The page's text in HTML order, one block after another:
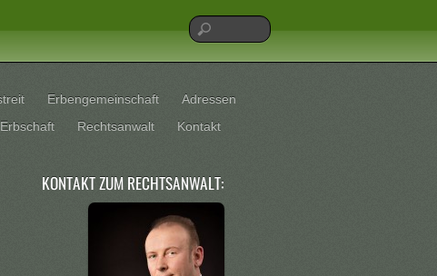
Erbengemeinschaft
Adressen
Rechtsanwalt Kontakt
KONTAKT ZUM RECHTSANWALT: